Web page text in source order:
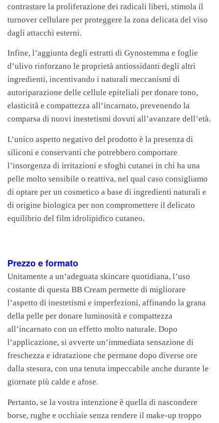
contrastare la proliferazione dei radicali liberi, stimola il
turnover cellulare per proteggere la zona delicata del viso
dagli attacchi esterni.
Infine, l’aggiunta degli estratti di Gynostemma e foglie
d’ulivo rinforzano le proprietà antiossidanti degli altri
ingredienti, incentivando i naturali meccanismi di
autoriparazione delle cellule epiteliali per donare tono,
elasticità e compattezza all’incarnato, prevenendo la
comparsa di nuovi inestetismi dovuti all’avanzare dell’età.
L’unico aspetto negativo del prodotto è la presenza di
siliconi e conservanti che potrebbero comportare
l’insorgenza di irritazioni e sfoghi cutanei in chi ha una
pelle molto sensibile o reattiva, nel qual caso consigliamo
di optare per un cosmetico a base di ingredienti naturali e
di origine biologica per non compromettere il delicato
equilibrio del film idrolipidico cutaneo.
Prezzo e formato
Unitamente a un’adeguata skincare quotidiana, l’uso
costante di questa BB Cream permette di migliorare
l’aspetto di inestetismi e imperfezioni, affinando la grana
della pelle per donare luminosità e compattezza
all’incarnato con un effetto molto naturale. Dopo
l’applicazione, si avverte un’immediata sensazione di
freschezza e idratazione che permane dopo diverse ore
dalla stesura, con una tenuta impeccabile anche durante le
giornate più calde e afose.
Pertanto, se la vostra intenzione è quella di nascondere
borse, rughe e occhiaie senza rendere il make-up troppo